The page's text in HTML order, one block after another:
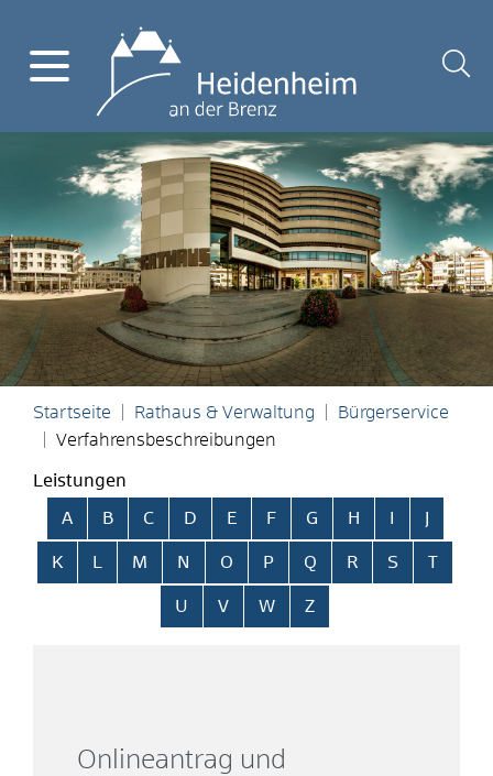
Startseite Rathaus & Verwaltung
Bürgerservice
Verfahrensbeschreibungen
Leistungen
Alphabetisches Register überspringen
A B C D E F G H
K L M N O P Q R S T
U V W Z
Onlineantrag und